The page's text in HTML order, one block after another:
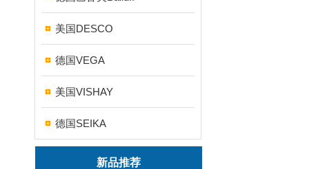
美国DESCO
德国VEGA
美国VISHAY
德国SEIKA
新品推荐